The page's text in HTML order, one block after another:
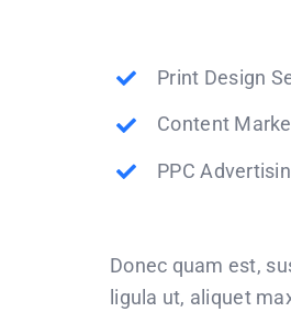
Print Design
Content
PPC
Donec quam est,
ligula ut, aliquet